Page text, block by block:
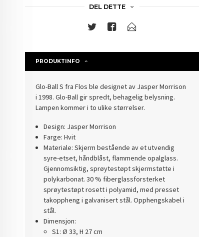
DEL DETTE
PRODUKTINFO
Glo-Ball S fra Flos ble designet av Jasper Morrison
i 1998. Glo-Ball gir spredt, behagelig belysning.
Lampen kommer i to ulike størrelser.
Design: Jasper Morrison
Farge: Hvit
Materiale: Skjerm bestående av et utvendig
syre-etset, håndblåst, flammende opalglass.
Gjennomsiktig, sprøytestøpt skjermstøtte i
polykarbonat. 30 % fiberglassforsterket
sprøytestøpt rosett i polyamid, med presset
takoppheng i galvanisert stål. Opphengskabel i
stål.
Dimensjon:
S1: Ø 33, H 27 cm